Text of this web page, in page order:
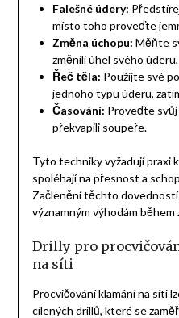
Falešné údery:
místo toho proveďte
Změna úchopu: Měňte
změnili úhel svého
Řeč těla: Použijte své
jednoho typu úderu,
Časování: Proveďte
překvapili soupeře.
Tyto techniky vyžadují praxi
spoléhají na přesnost a
Začlenění těchto dovedností
významným výhodám během
Drilly pro
na síti
Procvičování klamání na síti
cílených drillů, které se